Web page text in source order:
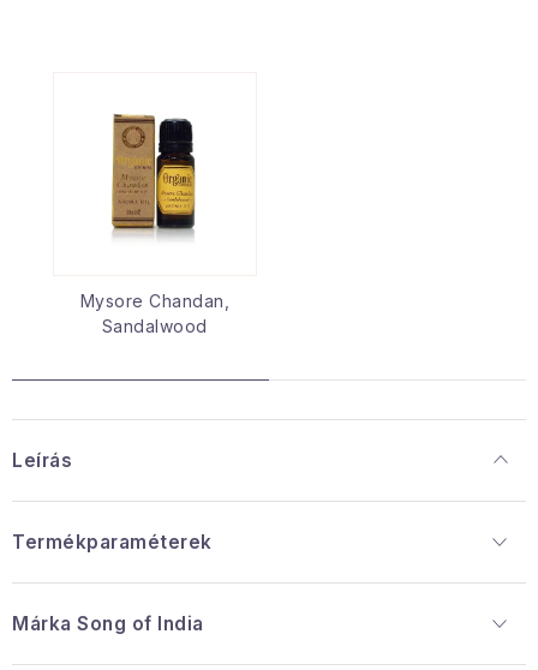
Mysore Chandan,
Sandalwood
Leírás
Termékparaméterek
Márka Song of India